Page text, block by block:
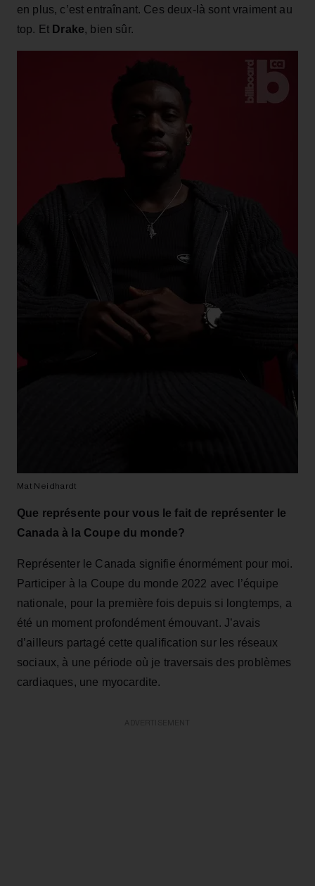
en plus, c’est entraînant. Ces deux‑là sont vraiment au
top. Et Drake, bien sûr.
Mat Neidhardt
Que représente pour vous le fait de représenter le
Canada à la Coupe du monde?
Représenter le Canada signifie énormément pour moi.
Participer à la Coupe du monde 2022 avec l’équipe
nationale, pour la première fois depuis si longtemps, a
été un moment profondément émouvant. J’avais
d’ailleurs partagé cette qualification sur les réseaux
sociaux, à une période où je traversais des problèmes
cardiaques, une myocardite.